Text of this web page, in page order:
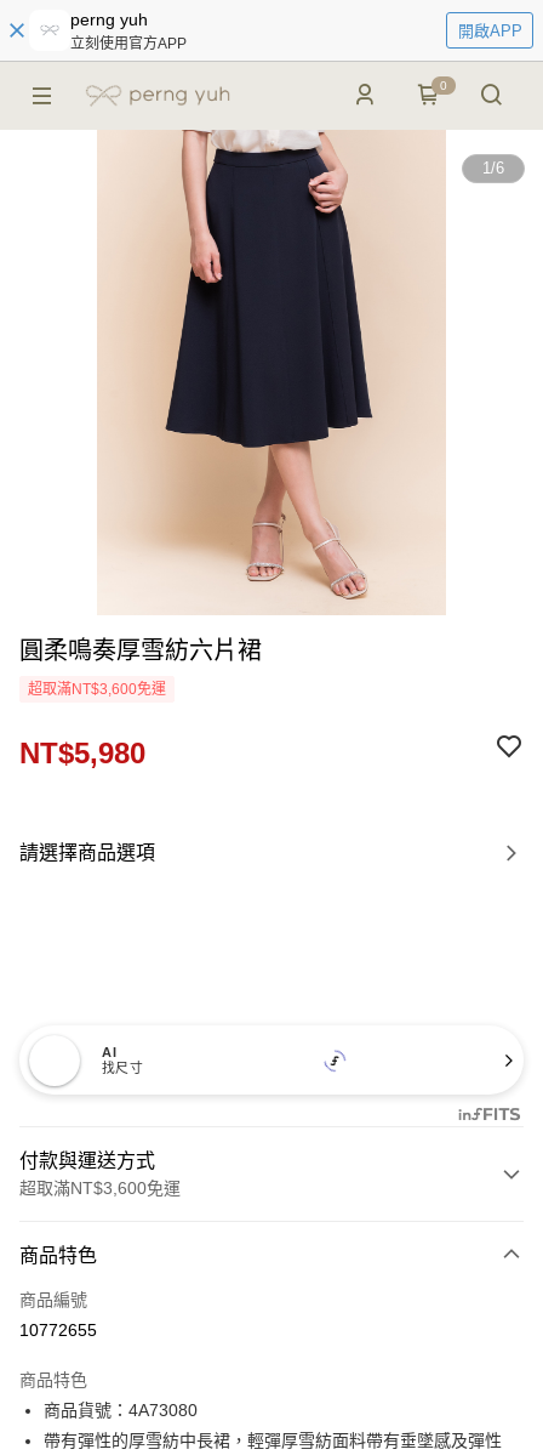
perng yuh
立刻使用官方APP
開啟APP
0
1/6
圓柔鳴奏厚雪紡六片裙
超取滿NT$3,600免運
NT$5,980
請選擇商品選項
AI
找尺寸
付款與運送方式
超取滿NT$3,600免運
信用卡一次付款
信用卡分期付款
合作金庫商業銀行
華南商業銀行
上海商業儲蓄銀行
台北富邦商業銀行
超商取貨付款
LINE Pay
商品特色
商品編號
10772655
商品特色
商品貨號：4A73080
帶有彈性的厚雪紡中長裙，輕彈厚雪紡面料帶有垂墜感及彈性